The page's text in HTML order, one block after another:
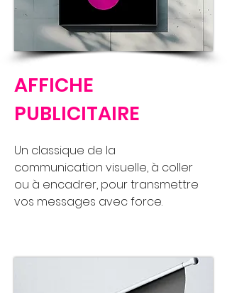
AFFICHE
PUBLICITAIRE
Un classique de la
communication visuelle, à coller
ou à encadrer, pour transmettre
vos messages avec force.